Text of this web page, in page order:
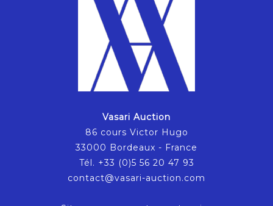
Vasari Auction
86 cours Victor Hugo
33000 Bordeaux - France
Tél. +33 (0)5 56 20 47 93
contact@vasari-auction.com